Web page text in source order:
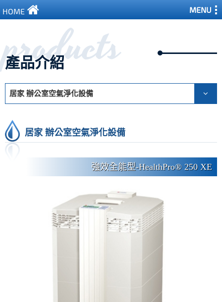
MENU
HOME
products
產品介紹
居家 辦公室空氣淨化設備
居家 辦公室空氣淨化設備
強效全能型-HealthPro® 250 XE